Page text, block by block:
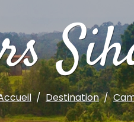
Destination